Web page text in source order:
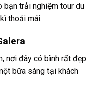
bạn trải nghiệm tour du
thoải mái.
nơi đây có bình rất đẹp.
bữa sáng tại khách